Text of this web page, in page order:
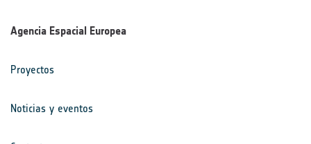
Agencia Espacial Europea
Proyectos
Noticias y eventos